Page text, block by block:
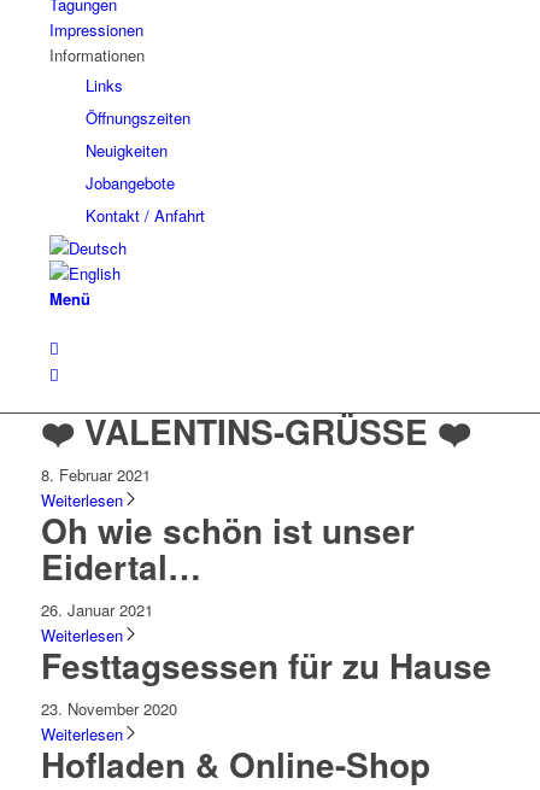
Impressionen
Informationen
Links
Öffnungszeiten
Neuigkeiten
Jobangebote
Kontakt / Anfahrt
Menü
❤️ VALENTINS-GRÜSSE ❤️
8. Februar 2021
Weiterlesen
Oh wie schön ist unser
Eidertal…
26. Januar 2021
Weiterlesen
Festtagsessen für zu Hause
23. November 2020
Weiterlesen
Hofladen & Online-Shop